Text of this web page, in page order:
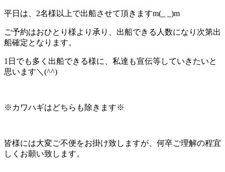
平日は、2名様以上で出船させて頂きますm(_ _)m
ご予約はおひとり様より承り、出船できる人数になり次第出
船確定となります。
1日でも多く出船できる様に、私達も宣伝等していきたいと
思います＼(^^)
※カワハギはどちらも除きます※
皆様には大変ご不便をお掛け致しますが、何卒ご理解の程宜
しくお願い致します。